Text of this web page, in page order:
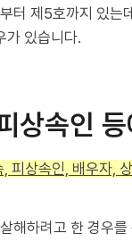
터 제5호까지 있는
가 있습니다.
상속인
피상속인, 배우자,
해하려고 한 경우